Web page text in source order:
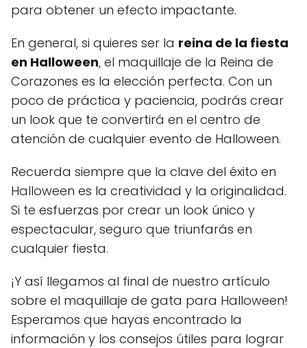
para obtener un efecto impactante.
En general, si quieres ser la reina de la fiesta
en Halloween, el maquillaje de la Reina de
Corazones es la elección perfecta. Con un
poco de práctica y paciencia, podrás crear
un look que te convertirá en el centro de
atención de cualquier evento de Halloween.
Recuerda siempre que la clave del éxito en
Halloween es la creatividad y la originalidad.
Si te esfuerzas por crear un look único y
espectacular, seguro que triunfarás en
cualquier fiesta.
¡Y así llegamos al final de nuestro artículo
sobre el maquillaje de gata para Halloween!
Esperamos que hayas encontrado la
información y los consejos útiles para lograr